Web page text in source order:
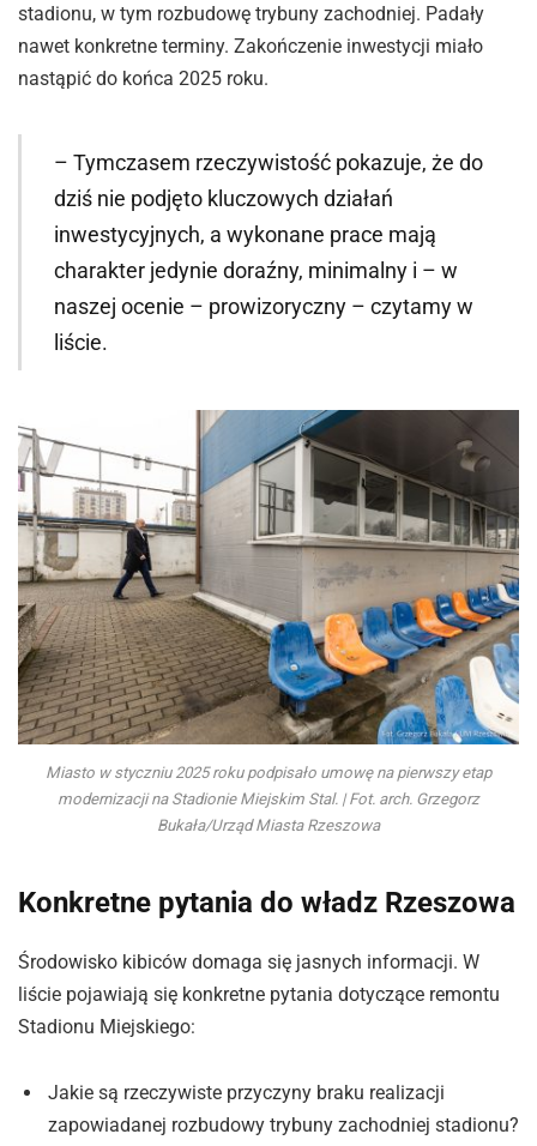
stadionu, w tym rozbudowę trybuny zachodniej. Padały
nawet konkretne terminy. Zakończenie inwestycji miało
nastąpić do końca 2025 roku.
– Tymczasem rzeczywistość pokazuje, że do
dziś nie podjęto kluczowych działań
inwestycyjnych, a wykonane prace mają
charakter jedynie doraźny, minimalny i – w
naszej ocenie – prowizoryczny – czytamy w
liście.
Miasto w styczniu 2025 roku podpisało umowę na pierwszy etap
modernizacji na Stadionie Miejskim Stal. | Fot. arch. Grzegorz
Bukała/Urząd Miasta Rzeszowa
Konkretne pytania do władz Rzeszowa
Środowisko kibiców domaga się jasnych informacji. W
liście pojawiają się konkretne pytania dotyczące remontu
Stadionu Miejskiego:
Jakie są rzeczywiste przyczyny braku realizacji
zapowiadanej rozbudowy trybuny zachodniej stadionu?